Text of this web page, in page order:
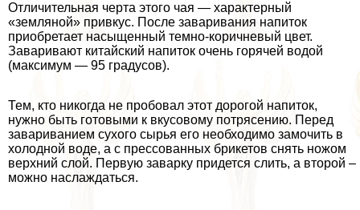
Отличительная черта этого чая — хаpaктерный
«земляной» привкус. После заваривания напиток
приобретает насыщенный темно-коричневый цвет.
Заваривают китайский напиток очень горячей водой
(максимум — 95 градусов).
Тем, кто никогда не пробовал этот дорогой напиток,
нужно быть готовыми к вкусовому потрясению. Перед
завариванием сухого сырья его необходимо замочить в
холодной воде, а с прессованных брикетов снять ножом
верхний слой. Первую заварку придется слить, а второй –
можно наслаждаться.